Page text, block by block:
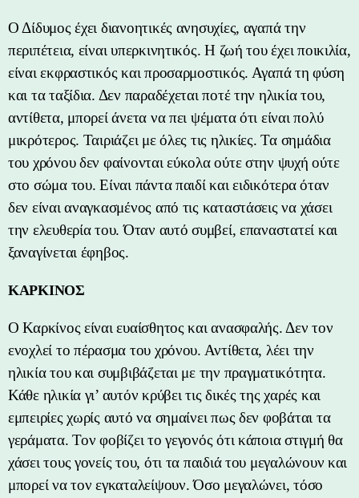
Ο Δίδυμος έχει διανοητικές ανησυχίες, αγαπά την
περιπέτεια, είναι υπερκινητικός. Η ζωή του έχει ποικιλία,
είναι εκφραστικός και προσαρμοστικός. Αγαπά τη φύση
και τα ταξίδια. Δεν παραδέχεται ποτέ την ηλικία του,
αντίθετα, μπορεί άνετα να πει ψέματα ότι είναι πολύ
μικρότερος. Ταιριάζει με όλες τις ηλικίες. Τα σημάδια
του χρόνου δεν φαίνονται εύκολα ούτε στην ψυχή ούτε
στο σώμα του. Είναι πάντα παιδί και ειδικότερα όταν
δεν είναι αναγκασμένος από τις καταστάσεις να χάσει
την ελευθερία του. Όταν αυτό συμβεί, επαναστατεί και
ξαναγίνεται έφηβος.
ΚΑΡΚΙΝΟΣ
Ο Καρκίνος είναι ευαίσθητος και ανασφαλής. Δεν τον
ενοχλεί το πέρασμα του χρόνου. Αντίθετα, λέει την
ηλικία του και συμβιβάζεται με την πραγματικότητα.
Κάθε ηλικία γι’ αυτόν κρύβει τις δικές της χαρές και
εμπειρίες χωρίς αυτό να σημαίνει πως δεν φοβάται τα
γεράματα. Τον φοβίζει το γεγονός ότι κάποια στιγμή θα
χάσει τους γονείς του, ότι τα παιδιά του μεγαλώνουν και
μπορεί να τον εγκαταλείψουν. Όσο μεγαλώνει, τόσο